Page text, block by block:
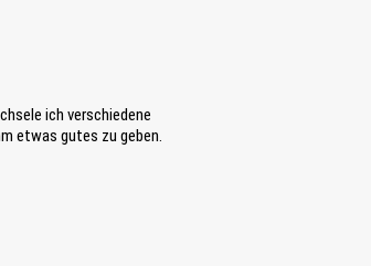
ich verschiedene
etwas gutes zu geben.